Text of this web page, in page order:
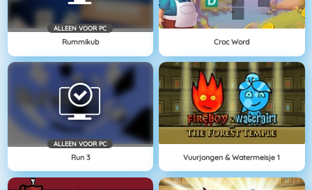
ALLEEN VOOR PC
Rummikub Croc Word
ALLEEN VOOR PC
Run 3 Vuurjongen & Watermeisje 1